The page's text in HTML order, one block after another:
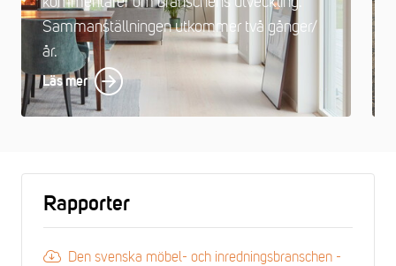
Sammanställningen utkommer två gånger/
år.
Läs mer
Rapporter
Den svenska möbel- och inredningsbranschen -